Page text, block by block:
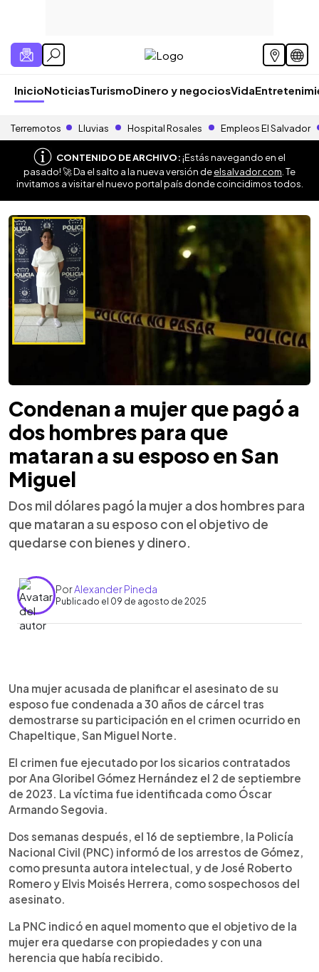
InicioNoticiasTurismoDinero y negociosVida
Terremotos Lluvias Hospital Rosales Empleos El Salvador
CONTENIDO DE ARCHIVO:¡Estás navegando en el
pasado! 🚀 Da el salto a la nueva versión deelsalvador.com . Te
invitamos a visitar el nuevo portal país donde coincidimos todos.
Condenan a mujer que pagó a
dos hombres para que
mataran a su esposo en San
Miguel
Dos mil dólares pagó la mujer a dos hombres para
que mataran a su esposo con el objetivo de
quedarse con bienes y dinero.
PorAlexander Pineda
Publicado el 09 de agosto de 2025
► Escuchar artículo
Una mujer acusada de planificar el asesinato de su
esposo fue condenada a 30 años de cárcel tras
demostrarse su participación en el crimen ocurrido en
Chapeltique, San Miguel Norte.
El crimen fue ejecutado por los sicarios contratados
por Ana Gloribel Gómez Hernández el 2 de septiembre
de 2023. La víctima fue identificada como Óscar
Armando Segovia.
Dos semanas después, el 16 de septiembre, la Policía
Nacional Civil (PNC) informó de los arrestos de Gómez,
como presunta autora intelectual, y de José Roberto
Romero y Elvis Moisés Herrera, como sospechosos del
asesinato.
La PNC indicó en aquel momento que el objetivo de la
mujer era quedarse con propiedades y con una
herencia que había recibido.